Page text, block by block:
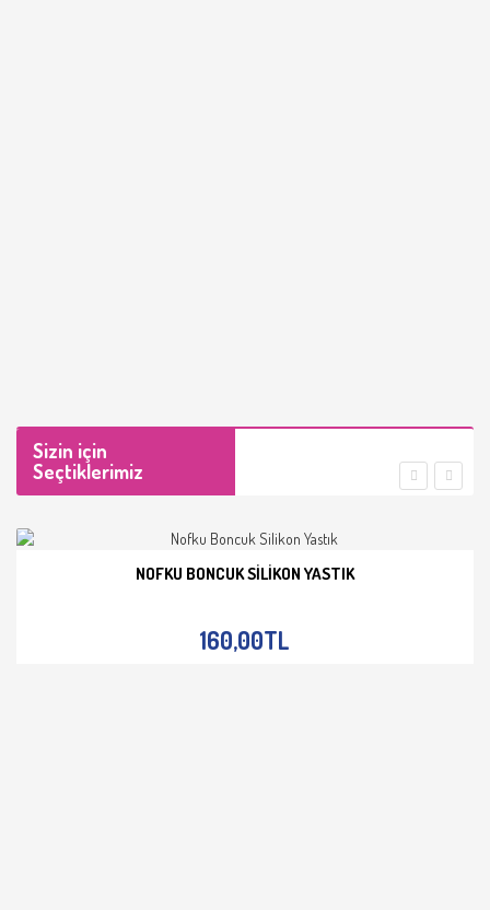
Sizin için
Seçtiklerimiz
NOFKU BONCUK SILIKON YASTIK
160,00TL